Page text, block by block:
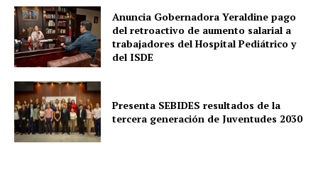
Anuncia Gobernadora Yeraldine pago
del retroactivo de aumento salarial a
trabajadores del Hospital Pediátrico y
del ISDE
Presenta SEBIDES resultados de la
tercera generación de Juventudes 2030